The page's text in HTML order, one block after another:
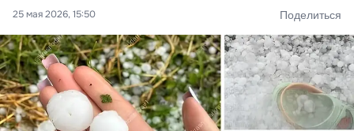
25 мая 2026, 15:50 Поделиться